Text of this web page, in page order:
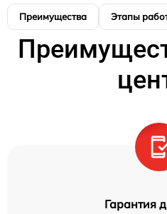
Преимущества Этапы
Гарантия